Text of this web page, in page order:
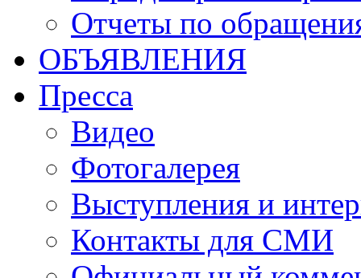
Отчеты по
ОБЪЯВЛЕНИЯ
Пресса
Видео
Фотогалерея
Выступления и
Контакты для СМИ